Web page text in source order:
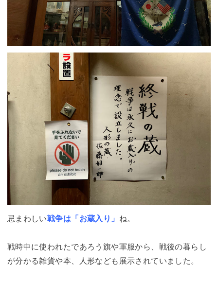
忌まわしい戦争は「お蔵入り」 ね。
戦時中に使われたであろう旗や軍服から、戦後の暮らし
が分かる雑貨や本、人形なども展示されていました。